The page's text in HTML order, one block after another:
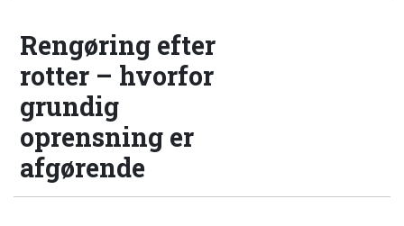
Rengøring efter
rotter – hvorfor
grundig
oprensning er
afgørende